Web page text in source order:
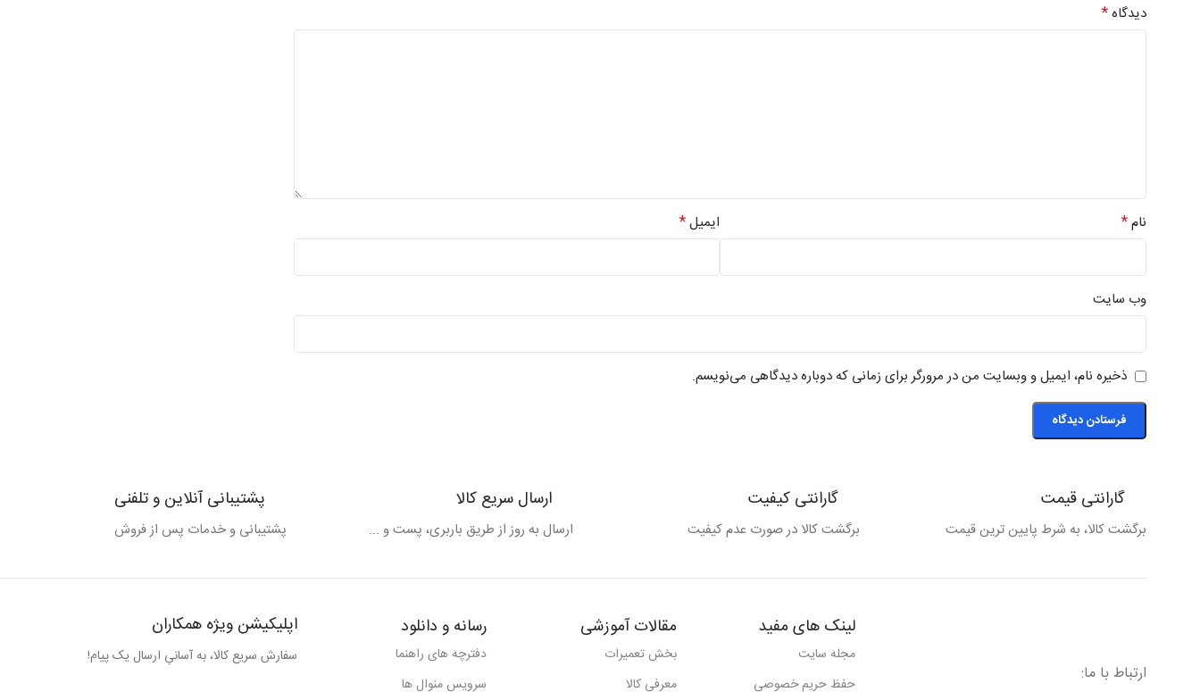
دیدگاه*
نام* ایمیل*
وب‌ سایت
ذخیره نام، ایمیل و وبسایت من در مرورگر برای زمانی که دوباره دیدگاهی می‌نویسم.
گارانتی قیمت
برگشت کالا، به شرط پایین ترین قیمت
گارانتی کیفیت
برگشت کالا در صورت عدم کیفیت
ارسال سریع کالا
ارسال به روز از طریق باربری، پست و ...
پشتیبانی آنلاین و تلفنی
پشتیبانی و خدمات پس از فروش
ارتباط با ما:
لینک های مفید
مجله سایت
حفظ حریم خصوصی
مقالات آموزشی
بخش تعمیرات
معرفی کالا
رسانه و دانلود
دفترچه های راهنما
سرویس منوال ها
اپلیکیشن ویژه همکاران
سفارش سریع کالا، به آسانیِ ارسال یک پیام!